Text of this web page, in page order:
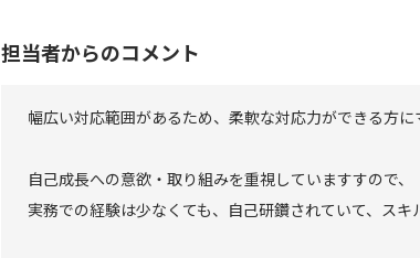
担当者からのコメント
幅広い対応範囲があるため、柔軟な対応力ができる方に
自己成長への意欲・取り組みを重視していますすので、
実務での経験は少なくても、自己研鑽されていて、スキ